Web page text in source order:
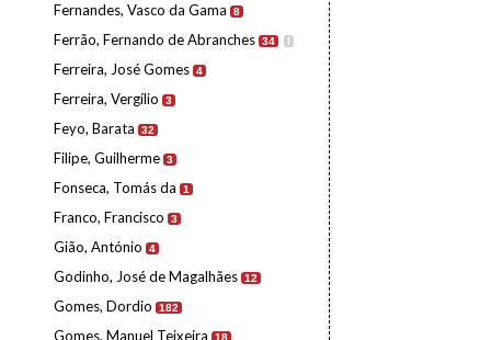
Fernandes, Vasco da Gama 8
Ferrão, Fernando de Abranches 34 I
Ferreira, José Gomes 4
Ferreira, Vergílio 3
Feyo, Barata 32
Filipe, Guilherme 3
Fonseca, Tomás da 1
Franco, Francisco 3
Gião, António 4
Godinho, José de Magalhães 12
Gomes, Dordio 182
Gomes, Manuel Teixeira 18